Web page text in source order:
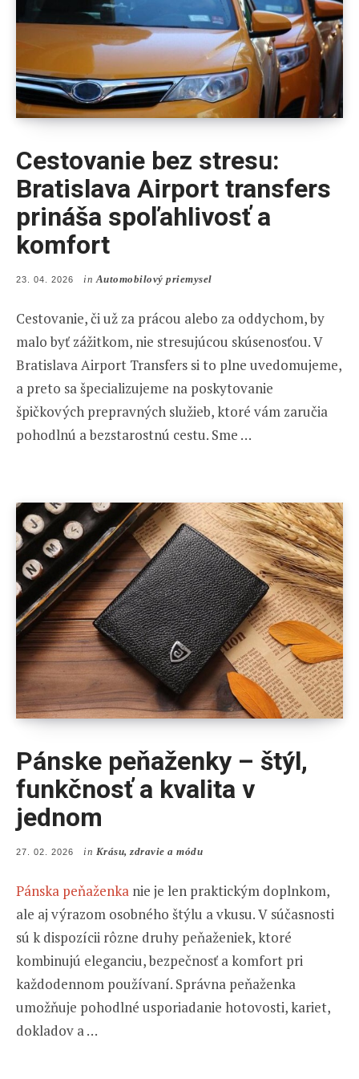
Cestovanie bez stresu:
Bratislava Airport transfers
prináša spoľahlivosť a
komfort
POSTED
23. 04. 2026 in Automobilový priemysel
Cestovanie, či už za prácou alebo za oddychom, by
malo byť zážitkom, nie stresujúcou skúsenosťou. V
Bratislava Airport Transfers si to plne uvedomujeme,
a preto sa špecializujeme na poskytovanie
špičkových prepravných služieb, ktoré vám zaručia
pohodlnú a bezstarostnú cestu. Sme …
Pánske peňaženky – štýl,
funkčnosť a kvalita v
jednom
POSTED
27. 02. 2026 in Krásu, zdravie a módu
Pánska peňaženka nie je len praktickým doplnkom,
ale aj výrazom osobného štýlu a vkusu. V súčasnosti
sú k dispozícii rôzne druhy peňaženiek, ktoré
kombinujú eleganciu, bezpečnosť a komfort pri
každodennom používaní. Správna peňaženka
umožňuje pohodlné usporiadanie hotovosti, kariet,
dokladov a …